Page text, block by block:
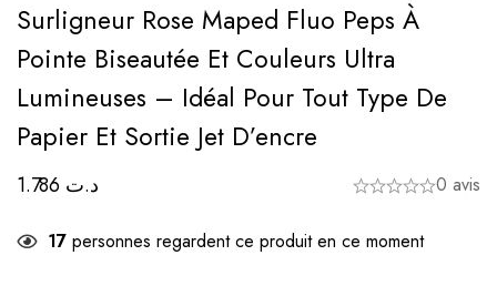
Surligneur Rose Maped Fluo Peps À
Pointe Biseautée Et Couleurs Ultra
Lumineuses – Idéal Pour Tout Type De
Papier Et Sortie Jet D’encre
د.ت 0 avis
17 personnes regardent ce produit en ce moment